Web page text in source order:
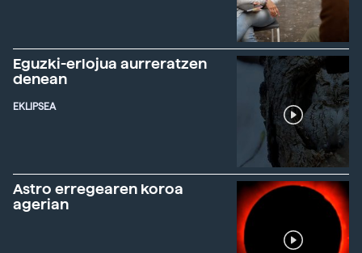
Eguzki-erlojua aurreratzen
denean
EKLIPSEA
Astro erregearen koroa
agerian